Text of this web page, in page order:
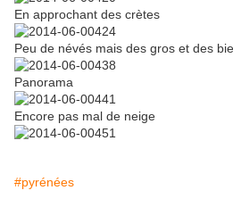
En approchant des crètes
Peu de névés mais des gros et des
Panorama
Encore pas mal de neige
#pyrénées